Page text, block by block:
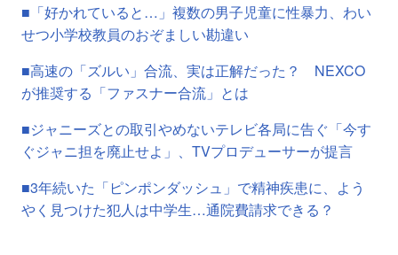
■「好かれていると…」複数の男子児童に性暴力、わい
せつ小学校教員のおぞましい勘違い
■高速の「ズルい」合流、実は正解だった？ NEXCO
が推奨する「ファスナー合流」とは
■ジャニーズとの取引やめないテレビ各局に告ぐ「今す
ぐジャニ担を廃止せよ」、TVプロデューサーが提言
■3年続いた「ピンポンダッシュ」で精神疾患に、よう
やく見つけた犯人は中学生…通院費請求できる？